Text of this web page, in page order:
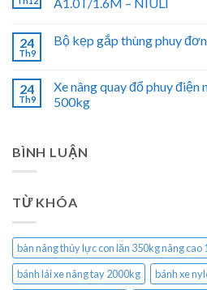
24
Th9
Bộ kẹp gắp thùng phuy
24
Th9
Xe nâng quay đổ phuy
500kg
BÌNH LUẬN
TỪ KHÓA
bàn nâng thủy lực con lăn 350kg nâng cao
bánh lái xe nâng tay 2000kg
bánh xe